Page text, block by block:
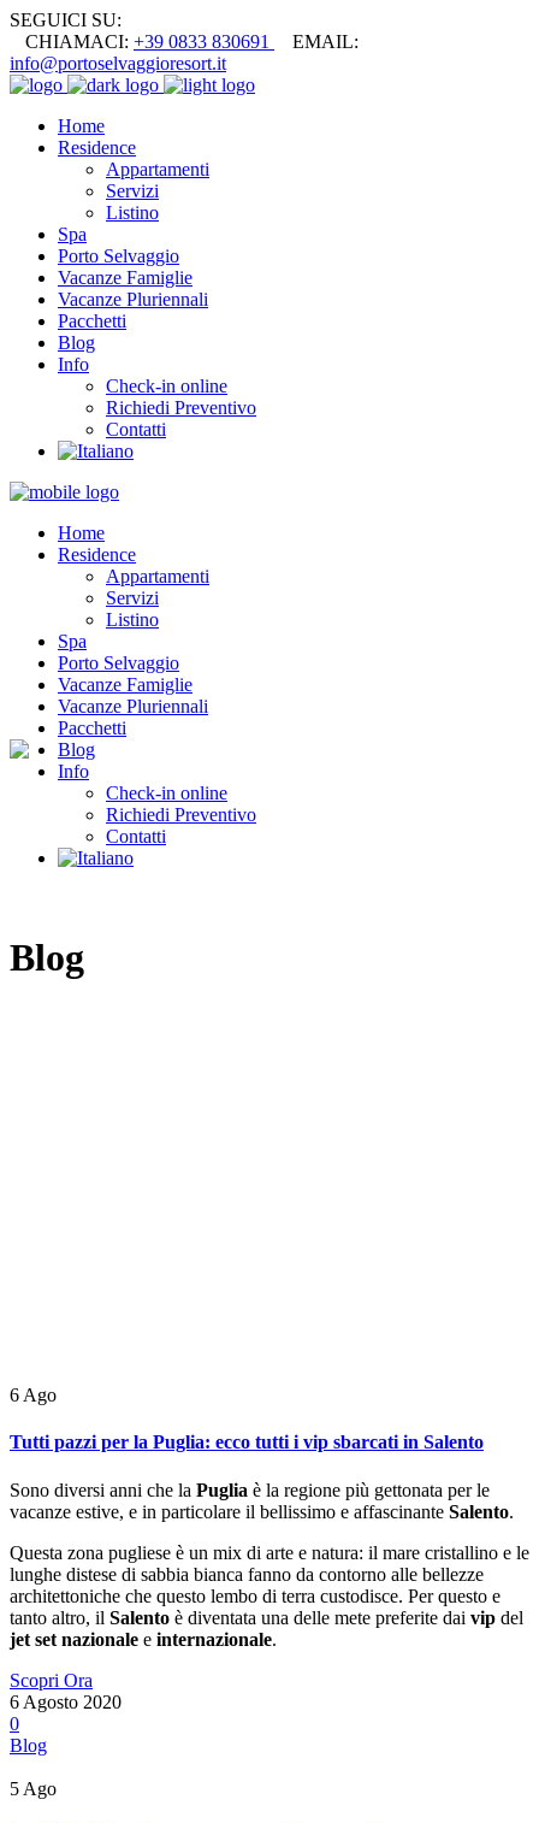
SEGUICI SU:
CHIAMACI: +39 0833 830691
EMAIL:
info@portoselvaggioresort.it
Home
Residence
Appartamenti
Servizi
Listino
Spa
Porto Selvaggio
Vacanze Famiglie
Vacanze Pluriennali
Pacchetti
Blog
Info
Check-in online
Richiedi Preventivo
Contatti
Home
Residence
Appartamenti
Servizi
Listino
Spa
Porto Selvaggio
Vacanze Famiglie
Vacanze Pluriennali
Pacchetti
Blog
Info
Check-in online
Richiedi Preventivo
Contatti
Blog
6 Ago
Tutti pazzi per la Puglia: ecco tutti i vip sbarcati in Salento
Sono diversi anni che la Puglia è la regione più gettonata per le
vacanze estive, e in particolare il bellissimo e affascinante Salento.
Questa zona pugliese è un mix di arte e natura: il mare cristallino e le
lunghe distese di sabbia bianca fanno da contorno alle bellezze
architettoniche che questo lembo di terra custodisce. Per questo e
tanto altro, il Salento è diventata una delle mete preferite dai vip del
jet set nazionale e internazionale.
Scopri Ora
6 Agosto 2020
0
Blog
5 Ago